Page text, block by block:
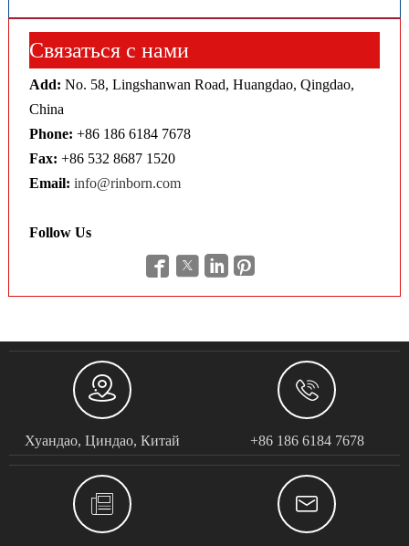
Связаться с нами
Add: No. 58, Lingshanwan Road, Huangdao, Qingdao,
China
Phone: +86 186 6184 7678
Fax:+86 532 8687 1520
Email: info@rinborn.com
Follow Us
   

Хуандао, Циндао, Китай

+86 186 6184 7678
 